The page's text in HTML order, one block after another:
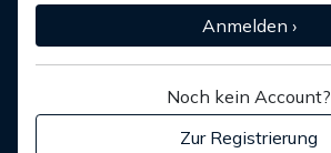
Anmelden ›
Noch kein Account?
Zur Registrierung